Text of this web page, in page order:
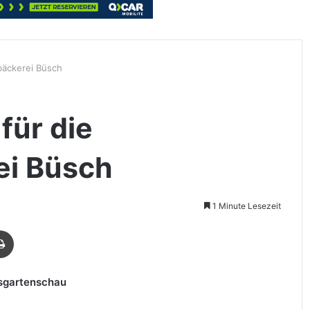
Büsch
die
Büsch
1 Minute Lesezeit